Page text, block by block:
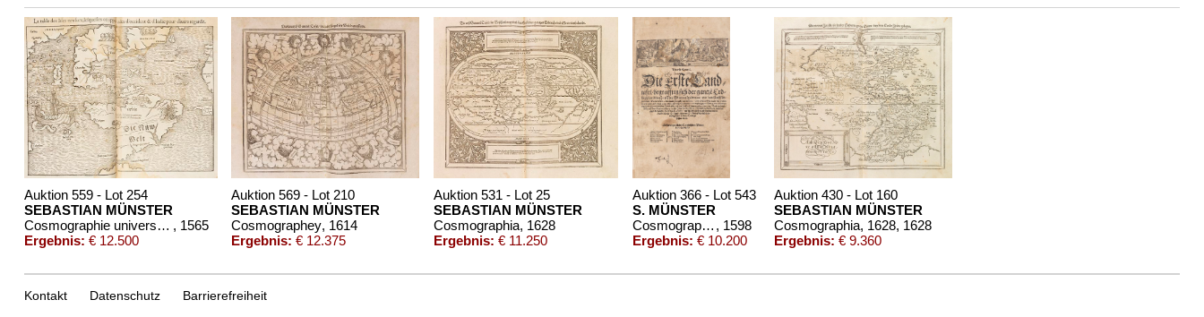
Auktion 559 - Lot 254
SEBASTIAN MÜNSTER
Cosmographie universelle , 1565
Ergebnis: € 12.500
Auktion 569 - Lot 210
SEBASTIAN MÜNSTER
Cosmographey, 1614
Ergebnis: € 12.375
Auktion 531 - Lot 25
SEBASTIAN MÜNSTER
Cosmographia, 1628
Ergebnis: € 11.250
Auktion 366 - Lot 543
S. MÜNSTER
Cosmographey. Basel 1598. , 1598
Ergebnis: € 10.200
Auktion 430 - Lot 160
SEBASTIAN MÜNSTER
Cosmographia, 1628, 1628
Ergebnis: € 9.360
Kontakt Datenschutz Barrierefreiheit